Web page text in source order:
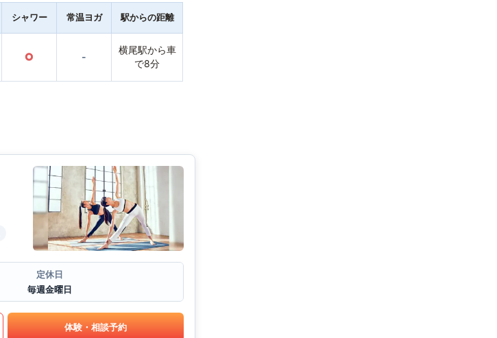
シャワー 常温ヨガ 駅からの距離
○ -
横尾駅から車
で8分
定休日
毎週金曜日
体験・相談予約